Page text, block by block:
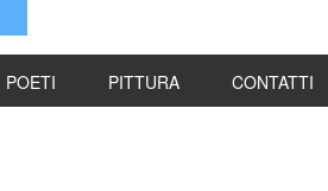
POETI PITTURA CONTATTI